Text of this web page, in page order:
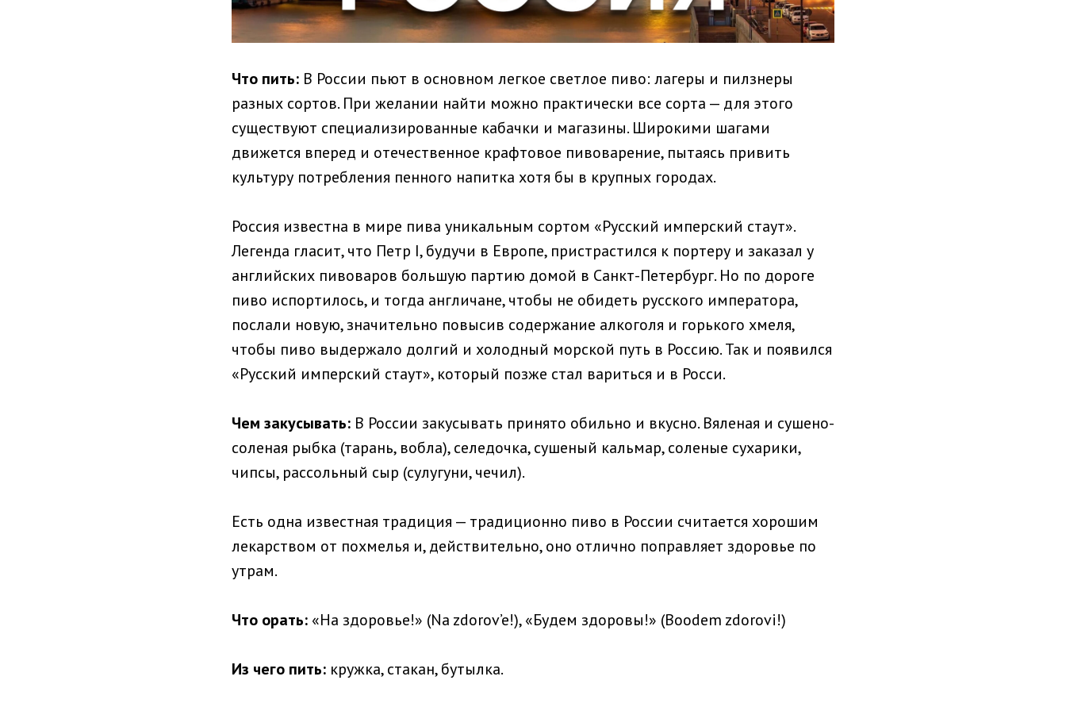
Что пить: В России пьют в основном легкое светлое пиво: лагеры и пилзнеры
разных сортов. При желании найти можно практически все сорта — для этого
существуют специализированные кабачки и магазины. Широкими шагами
движется вперед и отечественное крафтовое пивоварение, пытаясь привить
культуру потребления пенного напитка хотя бы в крупных городах.
Россия известна в мире пива уникальным сортом «Русский имперский стаут».
Легенда гласит, что Петр I, будучи в Европе, пристрастился к портеру и заказал у
английских пивоваров большую партию домой в Санкт-Петербург. Но по дороге
пиво испортилось, и тогда англичане, чтобы не обидеть русского императора,
послали новую, значительно повысив содержание алкоголя и горького хмеля,
чтобы пиво выдержало долгий и холодный морской путь в Россию. Так и появился
«Русский имперский стаут», который позже стал вариться и в Росси.
Чем закусывать: В России закусывать принято обильно и вкусно. Вяленая и сушено-
соленая рыбка (тарань, вобла), селедочка, сушеный кальмар, соленые сухарики,
чипсы, рассольный сыр (сулугуни, чечил).
Есть одна известная традиция — традиционно пиво в России считается хорошим
лекарством от похмелья и, действительно, оно отлично поправляет здоровье по
утрам.
Что орать: «На здоровье!» (Na zdorov’e!), «Будем здоровы!» (Boodem zdorovi!)
Из чего пить: кружка, стакан, бутылка.